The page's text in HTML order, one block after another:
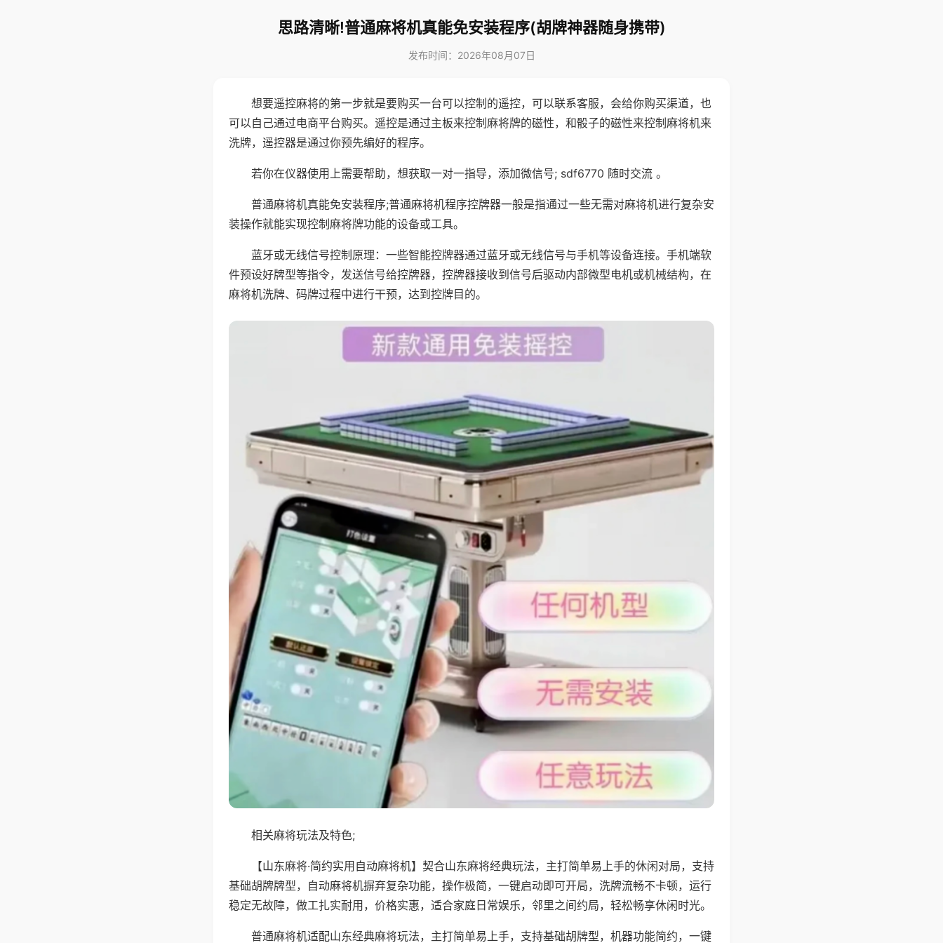
思路清晰!普通麻将机真能免安装程序(胡牌神器随身携带)
发布时间：2026年08月07日
想要遥控麻将的第一步就是要购买一台可以控制的遥控，可以联系客服，会给你购买渠道，也
可以自己通过电商平台购买。遥控是通过主板来控制麻将牌的磁性，和骰子的磁性来控制麻将机来
洗牌，遥控器是通过你预先编好的程序。
若你在仪器使用上需要帮助，想获取一对一指导，添加微信号; sdf6770 随时交流 。
普通麻将机真能免安装程序;普通麻将机程序控牌器一般是指通过一些无需对麻将机进行复杂安
装操作就能实现控制麻将牌功能的设备或工具。
蓝牙或无线信号控制原理：一些智能控牌器通过蓝牙或无线信号与手机等设备连接。手机端软
件预设好牌型等指令，发送信号给控牌器，控牌器接收到信号后驱动内部微型电机或机械结构，在
麻将机洗牌、码牌过程中进行干预，达到控牌目的。
相关麻将玩法及特色;
【山东麻将·简约实用自动麻将机】契合山东麻将经典玩法，主打简单易上手的休闲对局，支持
基础胡牌牌型，自动麻将机摒弃复杂功能，操作极简，一键启动即可开局，洗牌流畅不卡顿，运行
稳定无故障，做工扎实耐用，价格实惠，适合家庭日常娱乐，邻里之间约局，轻松畅享休闲时光。
普通麻将机适配山东经典麻将玩法，主打简单易上手，支持基础胡牌型，机器功能简约，一键